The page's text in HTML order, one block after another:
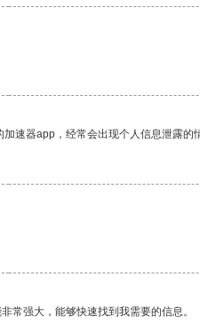
速器app，经常会出现个人信息泄露的
常强大，能够快速找到我需要的信息。